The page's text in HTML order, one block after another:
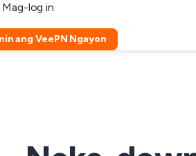
Mag-log in
ang VeePN Ngayon